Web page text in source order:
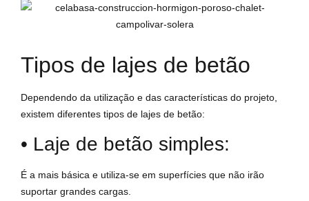
Tipos de lajes de betão
Dependendo da utilização e das características do projeto,
existem diferentes tipos de lajes de betão:
• Laje de betão simples:
É a mais básica e utiliza-se em superfícies que não irão
suportar grandes cargas.